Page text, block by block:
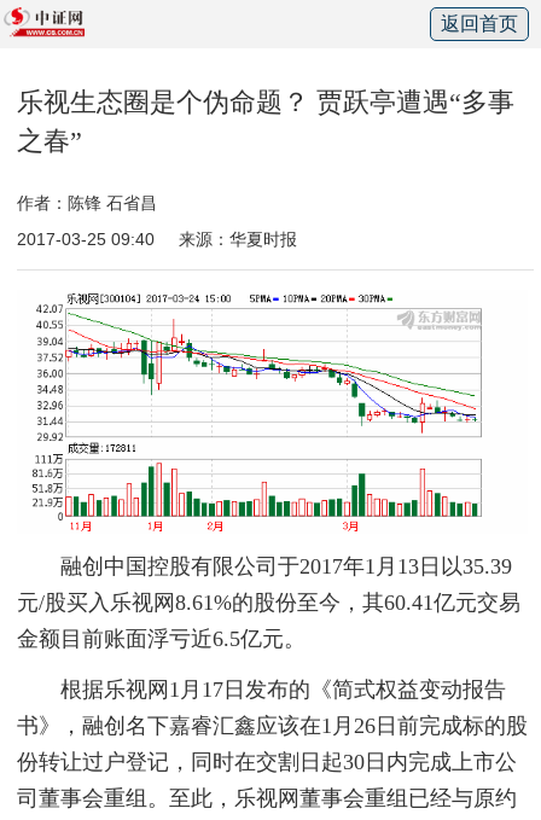
返回首页
乐视生态圈是个伪命题？ 贾跃亭遭遇“多事
之春”
作者：陈锋 石省昌
2017-03-25 09:40
来源：华夏时报
融创中国控股有限公司于2017年1月13日以35.39
元/股买入乐视网8.61%的股份至今，其60.41亿元交易
金额目前账面浮亏近6.5亿元。
根据乐视网1月17日发布的《简式权益变动报告
书》，融创名下嘉睿汇鑫应该在1月26日前完成标的股
份转让过户登记，同时在交割日起30日内完成上市公
司董事会重组。至此，乐视网董事会重组已经与原约